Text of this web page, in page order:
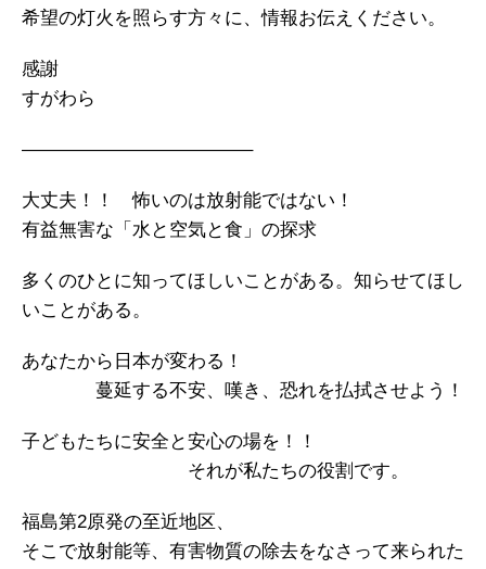
希望の灯火を照らす方々に、情報お伝えください。
感謝
すがわら
————————————–
大丈夫！！ 怖いのは放射能ではない！
有益無害な「水と空気と食」の探求
多くのひとに知ってほしいことがある。知らせてほし
いことがある。
あなたから日本が変わる！
蔓延する不安、嘆き、恐れを払拭させよう！
子どもたちに安全と安心の場を！！
それが私たちの役割です。
福島第2原発の至近地区、
そこで放射能等、有害物質の除去をなさって来られた